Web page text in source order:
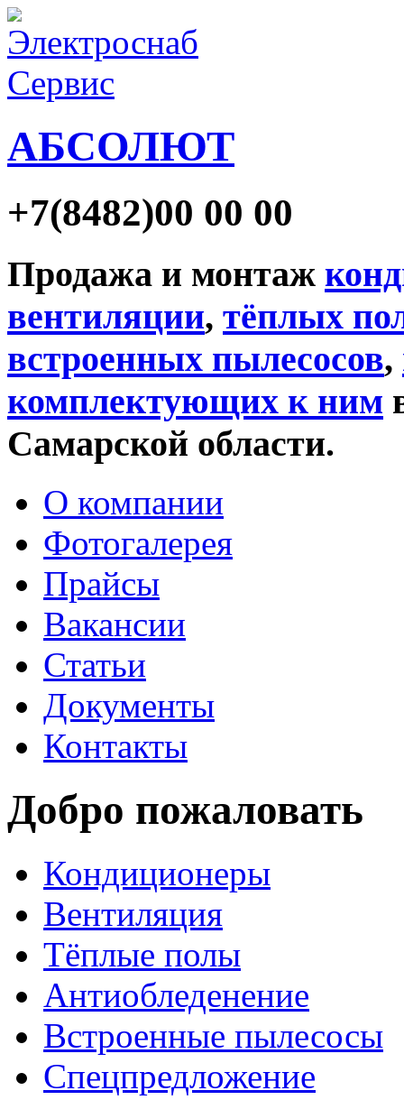
АБСОЛЮТ
+7(8482)00 00 00
Продажа и монтаж
вентиляции, тёплых
встроенных пылесосов,
комплектующих к ним
Самарской области.
О компании
Фотогалерея
Прайсы
Вакансии
Статьи
Документы
Контакты
Добро пожаловать
Кондиционеры
Вентиляция
Тёплые полы
Антиобледенение
Встроенные пылесосы
Спецпредложение